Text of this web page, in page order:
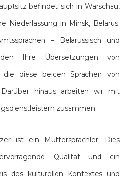
befindet sich in Warschau,
Niederlassung in Minsk, Belarus.
– Belarussisch und
Ihre Übersetzungen von
die diese beiden Sprachen von
hinaus arbeiten wir mit
zusammen.
ist ein Muttersprachler. Dies
Qualität und ein
des kulturellen Kontextes und